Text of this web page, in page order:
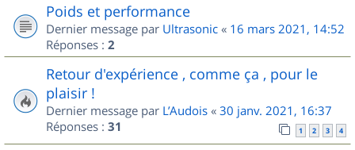
Poids et performance
Dernier message par Ultrasonic « 16 mars 2021, 14:52
Réponses : 2
Retour d'expérience , comme ça , pour le
plaisir !
Dernier message par L’Audois « 30 janv. 2021, 16:37
Réponses : 31 1 2 3 4